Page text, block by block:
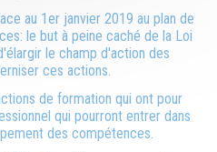
au 1er janvier 2019 au plan de
le but à peine caché de la Loi
le champ d'action des
ces actions.
de formation qui ont pour
qui pourront entrer dans
des compétences.